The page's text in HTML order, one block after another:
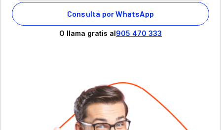
O llama gratis al905 470 333